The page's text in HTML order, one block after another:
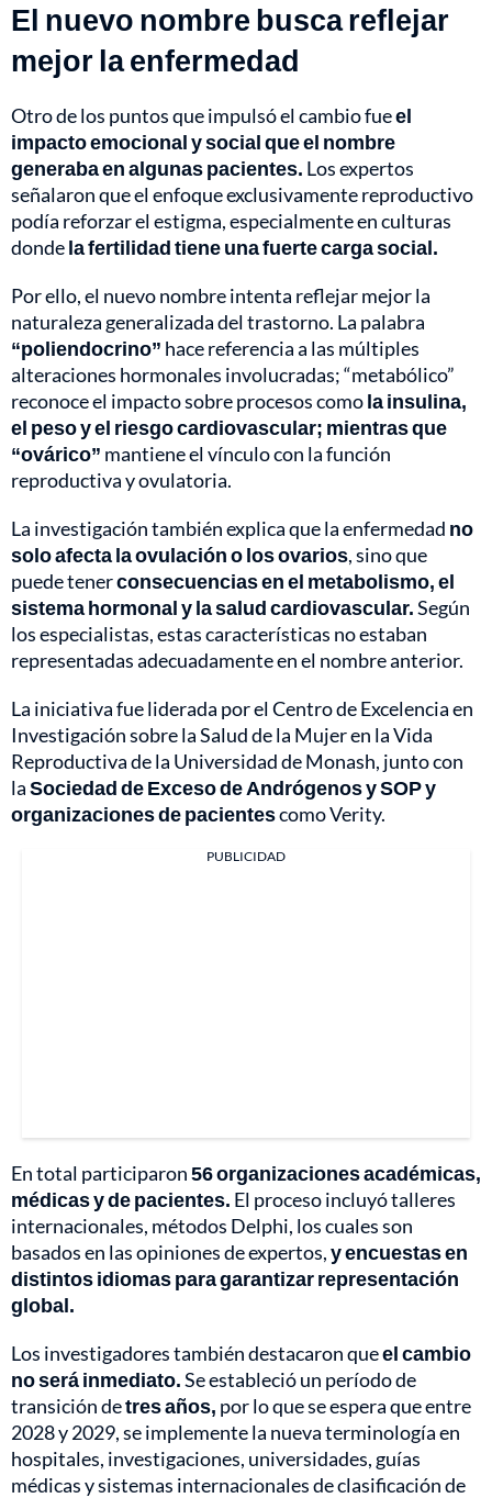
El nuevo nombre busca reflejar
mejor la enfermedad
Otro de los puntos que impulsó el cambio fueel
impacto emocional y social que el nombre
generaba en algunas pacientes. Los expertos
señalaron que el enfoque exclusivamente reproductivo
podía reforzar el estigma, especialmente en culturas
dondela fertilidad tiene una fuerte carga social.
Por ello, el nuevo nombre intenta reflejar mejor la
naturaleza generalizada del trastorno. La palabra
“poliendocrino” hace referencia a las múltiples
alteraciones hormonales involucradas; “metabólico”
reconoce el impacto sobre procesos comola insulina,
el peso y el riesgo cardiovascular; mientras que
“ovárico” mantiene el vínculo con la función
reproductiva y ovulatoria.
La investigación también explica que la enfermedad no
solo afecta la ovulación o los ovarios, sino que
puede tenerconsecuencias en el metabolismo, el
sistema hormonal y la salud cardiovascular.Según
los especialistas, estas características no estaban
representadas adecuadamente en el nombre anterior.
La iniciativa fue liderada por el Centro de Excelencia en
Investigación sobre la Salud de la Mujer en la Vida
Reproductiva de la Universidad de Monash, junto con
laSociedad de Exceso de Andrógenos y SOP y
organizaciones de pacientescomo Verity.
PUBLICIDAD
En total participaron56 organizaciones académicas,
médicas y de pacientes. El proceso incluyó talleres
internacionales, métodos Delphi, los cuales son
basados en las opiniones de expertos,y encuestas en
distintos idiomas para garantizar representación
global.
Los investigadores también destacaron queel cambio
no será inmediato.Se estableció un período de
transición detres años, por lo que se espera que entre
2028 y 2029, se implemente la nueva terminología en
hospitales, investigaciones, universidades, guías
médicas y sistemas internacionales de clasificación de